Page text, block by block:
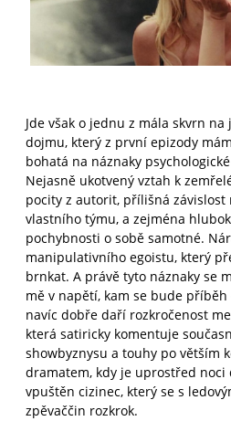
Jde však o jednu z mála skvrn
dojmu, který z první epizody
bohatá na náznaky
Nejasně ukotvený vztah k
pocity z autorit, přílišná závislost
vlastního týmu, a zejména
pochybnosti o sobě samotné.
manipulativního egoistu, který
brnkat. A právě tyto náznaky se
mě v napětí, kam se bude
navíc dobře daří rozkročenost
která satiricky komentuje
showbyznysu a touhy po větším
dramatem, kdy je uprostřed noci
vpuštěn cizinec, který se s
zpěvaččin rozkrok.